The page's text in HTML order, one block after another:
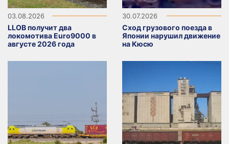
03.08.2026
LLOB получит два
локомотива Euro9000 в
августе 2026 года
30.07.2026
Сход грузового поезда в
Японии нарушил движение
на Кюсю